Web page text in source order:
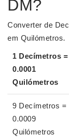
DM?
Converter de
em Quilómetros.
1 Decímetros =
0.0001
Quilómetros
9 Decímetros =
0.0009
Quilómetros